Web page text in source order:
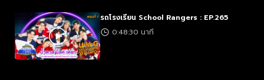
รถโรงเรียน School Rangers : EP.265
0:48:30 นาที